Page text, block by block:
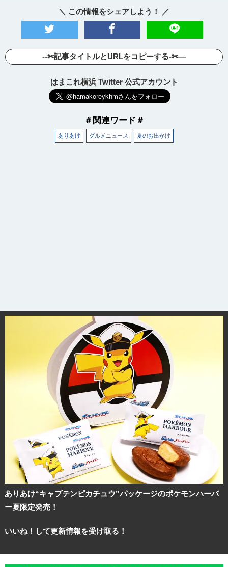
＼ この情報をシェアしよう！ ／
--✄記事タイトルとURLをコピーする-✄—
はまこれ横浜 Twitter 公式アカウント
＃関連ワード＃
ありあけ グルメニュース 夏のお出かけ
ありあけ“キャプテンピカチュウ”パッケージのポケモンハーバ
ー夏限定発売！
いいね！して更新情報を受け取る！